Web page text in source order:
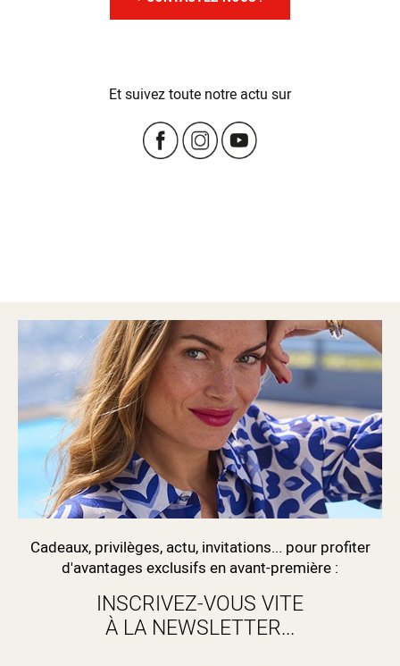
Et suivez toute notre actu sur
Cadeaux, privilèges, actu, invitations... pour profiter
d'avantages exclusifs en avant-première :
INSCRIVEZ-VOUS VITE
À LA NEWSLETTER...